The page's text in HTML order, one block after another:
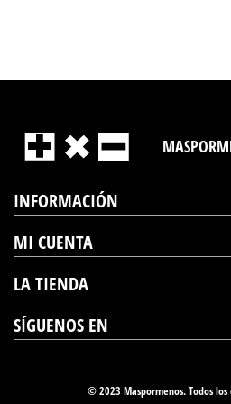
INFORMACIÓN
MI CUENTA
LA TIENDA
SÍGUENOS EN
© 2023 Maspormenos. Todos los